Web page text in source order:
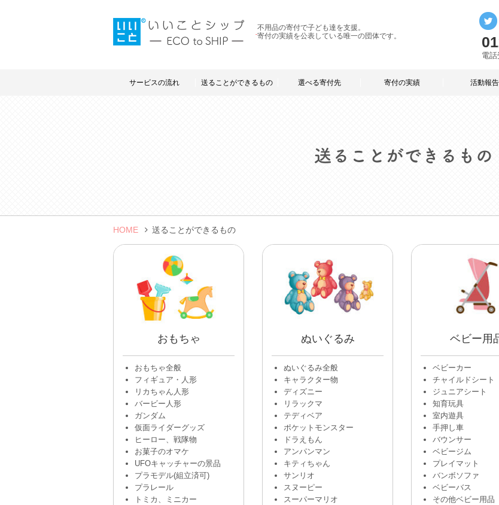
不用品の寄付で子ども達を支援。
寄付の実績を公表している唯一の団体です。
電話
サービスの流れ 送ることができるもの 選べる寄付先 寄付の実績 活動報告
HOME 送ることができるもの
おもちゃ
おもちゃ全般
フィギュア・人形
リカちゃん人形
バービー人形
ガンダム
仮面ライダーグッズ
ヒーロー、戦隊物
お菓子のオマケ
UFOキャッチャーの景品
プラモデル(組立済可)
プラレール
トミカ、ミニカー
ぬいぐるみ
ぬいぐるみ全般
キャラクター物
ディズニー
リラックマ
テディベア
ポケットモンスター
ドラえもん
アンパンマン
キティちゃん
サンリオ
スヌーピー
スーパーマリオ
ベビー用
ベビーカー
チャイルドシート
ジュニアシート
知育玩具
室内遊具
手押し車
バウンサー
ベビージム
プレイマット
バンボソファ
ベビーバス
その他ベビー用品